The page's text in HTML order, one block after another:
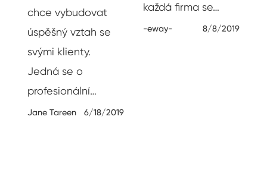
chce vybudovat
úspěšný vztah se
svými klienty.
Jedná se o
profesionální…
Jane Tareen 6/18/2019
každá firma se…
-eway- 8/8/2019